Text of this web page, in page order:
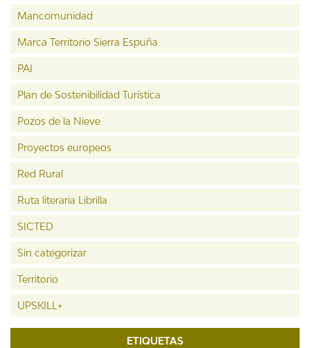
Mancomunidad
Marca Territorio Sierra Espuña
PAI
Plan de Sostenibilidad Turística
Pozos de la Nieve
Proyectos europeos
Red Rural
Ruta literaria Librilla
SICTED
Sin categorizar
Territorio
UPSKILL+
ETIQUETAS